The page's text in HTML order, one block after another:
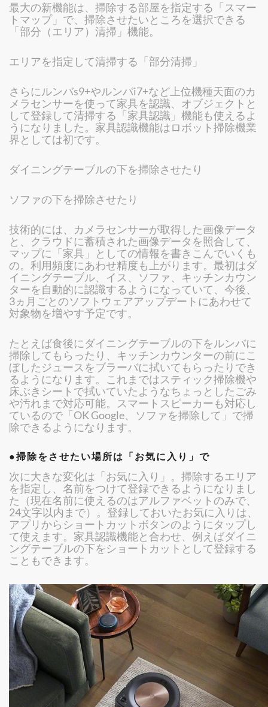
最大の新機能は、掃除する部屋を指定する「スマー
トマップ」で、掃除させたいところを選択できる
「部分（エリア）清掃」機能。
エリアを指定して清掃する「部分清掃」
さらにルンバs9+やルンバi7+など上位機種天面のカ
メラセンサーを使って家具を認識、オブジェクトと
して登録して清掃する「家具認識」機能も使えるよ
うになりました。家具認識機能はロボット掃除機業
界としては初です。
ダイニングテーブルの下を掃除させたり
ソファの下を掃除させたり
技術的には、カメラセンサーが取得した画像データ
と、クラウドに蓄積された画像データを照合して、
マップに「家具」としての情報を書きこんでいくも
の。利用頻度にあわせ精度も上がります。最初はダ
イニングテーブル、イス、ソファ、キッチンカウン
ターを自動的に認識するようになっていて、今後、
3ヵ月ごとのソフトウェアアップデートにあわせて
対象物を増やす予定です。
たとえば食後にダイニングテーブルの下をルンバに
掃除してもらったり、キッチンカウンターの前にこ
ぼしたジュースをブラーバに拭いてもらったりでき
るようになります。これまではスティック掃除機や
床ぶきシートで拭いていたようなちょっとしたごみ
や汚れまで対応可能。スマートスピーカーも対応し
ているので「OK Google、ソファを掃除して」で掃
除できるようになります。
●掃除をさせたい場所は「お気に入り」で
次に大きな変化は「お気に入り」。掃除するエリア
を指定し、名前をつけて登録できるようになりまし
た（現在名前に使えるのはアルファベットのみで、
24文字以内まで）。登録しておいたお気に入りは、
アプリからショートカットボタンのようにタップし
て使えます。家具認識機能と合わせ、例えばダイニ
ングテーブルの下をショートカットとして登録する
こともできます。